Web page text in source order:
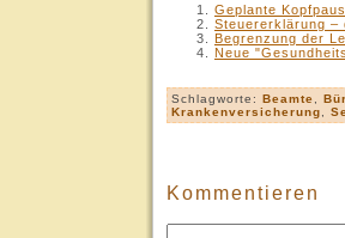
Geplante
Steuererklärung –
Begrenzung der
Neue
Schlagworte: Beamte
Krankenversicherung
Kommentieren